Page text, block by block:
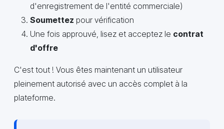
d'enregistrement de l'entité commerciale)
Soumettez pour vérification
Une fois approuvé, lisez et acceptez le contrat
d'offre
C'est tout ! Vous êtes maintenant un utilisateur
pleinement autorisé avec un accès complet à la
plateforme.